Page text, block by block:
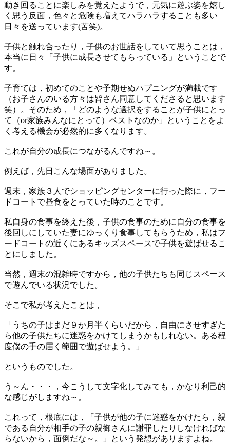
動き回ることに楽しみを覚えたようで，元気に遊ぶ姿を嬉し
く思う反面，色々と危険も増えてハラハラすることも多い
日々を送っています(苦笑)。
子供と触れ合ったり，子供のお世話をしていて思うことは，
本当に日々「子供に成長させてもらっている」ということで
す。
子育ては，初めてのことや予期せぬハプニングが満載です
（お子さんのいる方々は皆さん同意してくださると思います
笑）。そのため，「どのような選択をすることが子供にとっ
て（or家族みんなにとって）ベストなのか」ということをよ
く考える機会が必然的に多くなります。
これが自分の成長につながるんですね～。
例えば，先日こんな場面がありました。
週末，家族３人でショッピングセンターに行った際に，フー
ドコートで昼食をとっていた時のことです。
私自身の食事を終えた後，子供の食事のために自分の食事を
後回しにしていた妻にゆっくり食事してもらうため，私はフ
ードコートの近くにあるキッズスペースで子供を遊ばせるこ
とにしました。
当然，週末の混雑時ですから，他の子供たちも同じスペース
で遊んでいる状況でした。
そこで私が考えたことは，
「うちの子はまだ９か月半くらいだから，自由にさせすぎた
ら他の子供たちに迷惑をかけてしまうかもしれない。ある程
度僕の手の届く範囲で遊ばせよう。」
というものでした。
う～ん・・・，今こうして文字化してみても，かなり利己的
な感じがしますね～。
これって，根底には，「子供が他の子に迷惑をかけたら，親
である自分が相手の子の親御さんに謝罪したりしなければな
らないから，面倒だな～。」という発想がありますよね。